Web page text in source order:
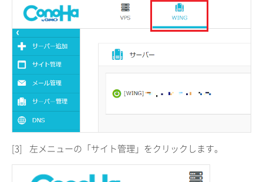
[3] 左メニューの「サイト管理」をクリックします。